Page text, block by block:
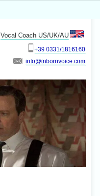
Vocal Coach US/UK/AU
+39 0331/1816160
info